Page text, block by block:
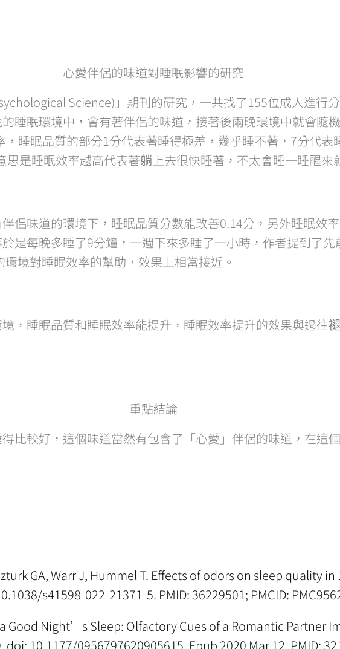
心愛伴侶的味道對睡眠影響的研究
Science)」期刊的研究，一共找了155位成人進行
睡眠環境中，會有著伴侶的味道，接著後兩晚環境中就會隨
睡眠品質的部分1分代表著睡得極差，幾乎睡不著，7分代表
是睡眠效率越高代表著躺上去很快睡著，不太會睡一睡醒來
侶味道的環境下，睡眠品質分數能改善0.14分，另外睡眠效
是每晚多睡了9分鐘，一週下來多睡了一小時，作者提到了
境對睡眠效率的幫助，效果上相當接近。
，睡眠品質和睡眠效率能提升，睡眠效率提升的效果與過往
重點結論
比較好，這個味道當然有包含了「心愛」伴侶的味道，在這
GA, Warr J, Hummel T. Effects of odors on sleep quality
s41598-022-21371-5. PMID: 36229501; PMCID:
Good Night’s Sleep: Olfactory Cues of a Romantic Partner
10.1177/0956797620905615. Epub 2020 Mar 12. PMID: